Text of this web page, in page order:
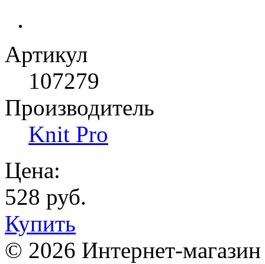
Артикул
107279
Производитель
Knit Pro
Цена:
528 руб.
Купить
© 2026 Интернет-